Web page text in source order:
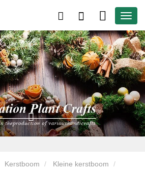
Kerstboom Kleine kerstboom